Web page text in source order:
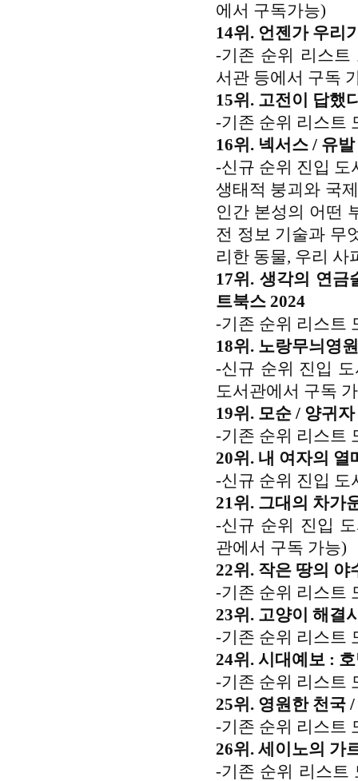
에서 구독가능)
14위. 언젠가 우리
-기존 순위 리스트
서관 등에서 구독
15위. 고전이 답했
-기존 순위 리스트
16위. 넥서스 / 유
-신규 순위 진입 도
생태적 붕괴와 국
인간 본성의 어떤
전 정보 기술과 무
리한 동물, 우리 사
17위. 생각의 연금
트북스 2024
-기존 순위 리스트
18위. 노랑무늬영
-신규 순위 진입
도서관에서 구독
19위. 모순 / 양귀
-기존 순위 리스트
20위. 내 여자의 열
-신규 순위 진입 도
21위. 그대의 차가
-신규 순위 진입
관에서 구독 가능)
22위. 작은 땅의 야
-기존 순위 리스트
23위. 고양이 해결
-기존 순위 리스트
24위. 시대예보 :
-기존 순위 리스트
25위. 영원한 천국
-기존 순위 리스트
26위. 세이노의 가
-기존 순위 리스트